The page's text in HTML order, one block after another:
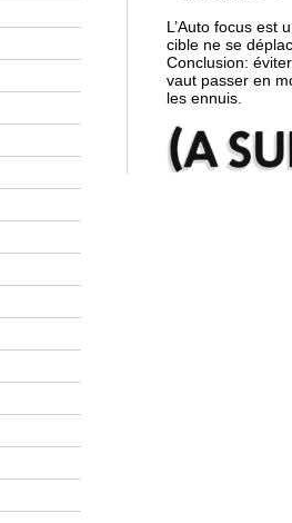
L’Auto focus est
cible ne se
Conclusion:
vaut passer en
les ennuis.